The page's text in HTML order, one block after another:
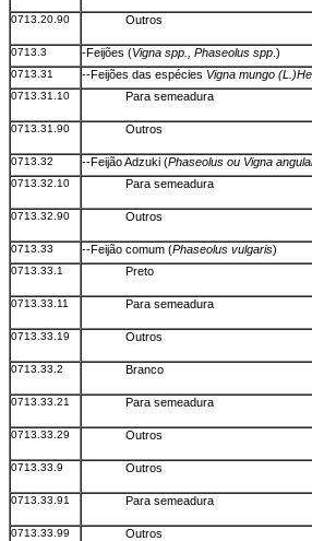
0713.20.90 Outros
0713.3 -Feijões (Vigna spp., Phaseolus spp .)
0713.31 --Feijões das espécies Vigna mungo
0713.31.10 Para semeadura
0713.31.90 Outros
0713.32 --Feijão Adzuki (Phaseolus ou Vigna
0713.32.10 Para semeadura
0713.32.90 Outros
0713.33 --Feijão comum (Phaseolus vulgaris)
0713.33.1 Preto
0713.33.11 Para semeadura
0713.33.19 Outros
0713.33.2 Branco
0713.33.21 Para semeadura
0713.33.29 Outros
0713.33.9 Outros
0713.33.91 Para semeadura
0713.33.99 Outros